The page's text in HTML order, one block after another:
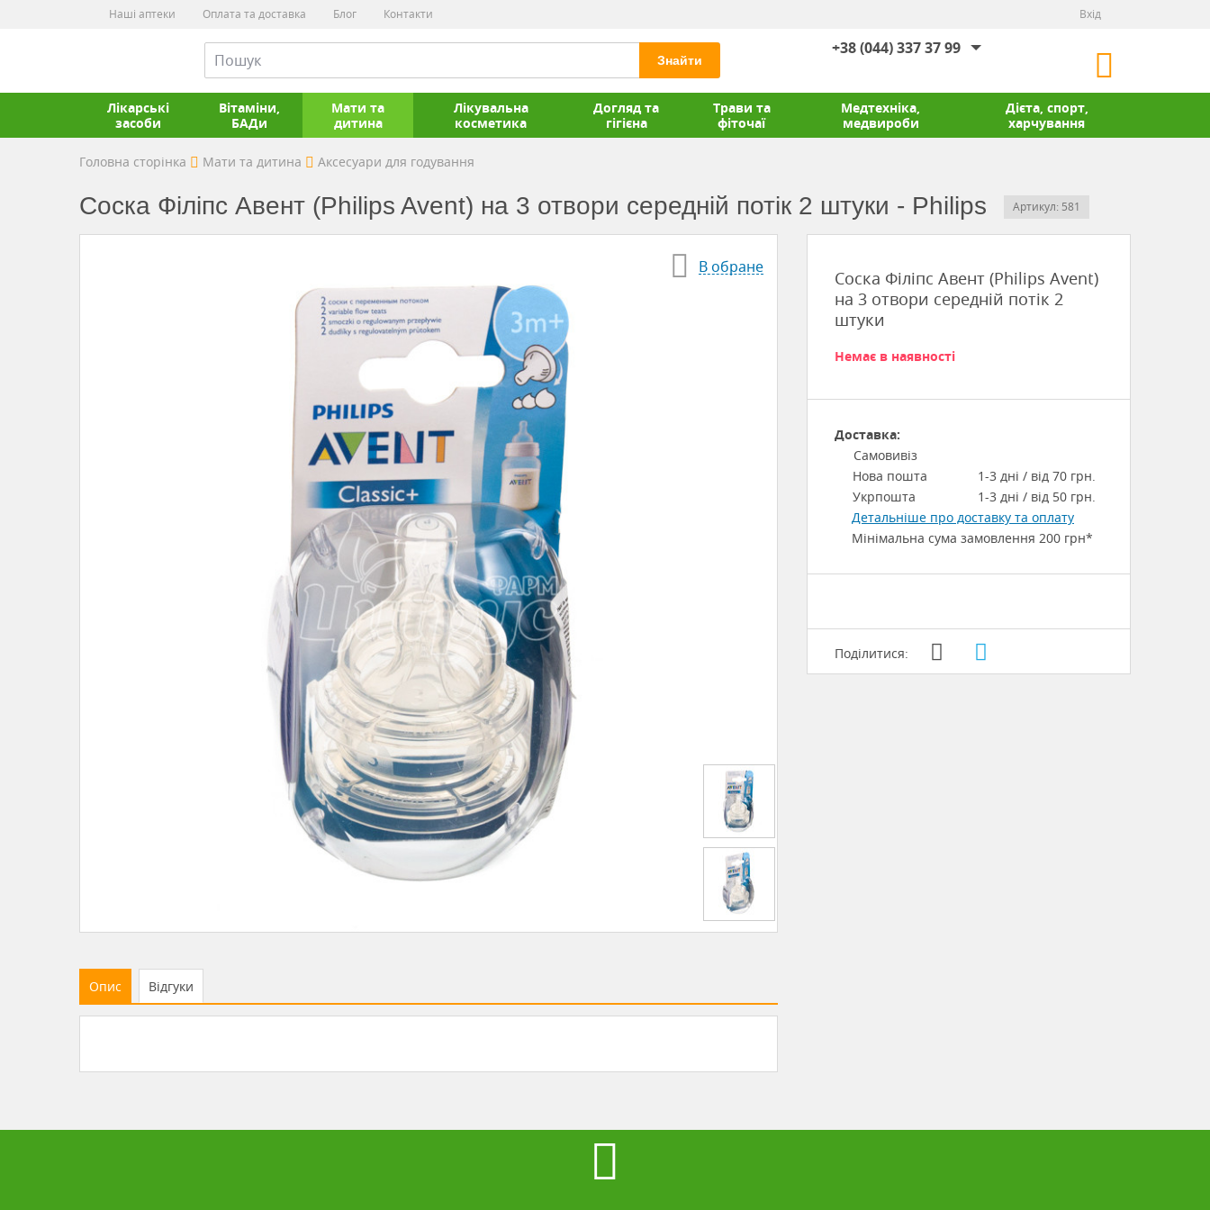
Вхід
Наші аптеки Оплата та доставка Блог Контакти
+38 (044) 337 37 99
Знайти
Лікарські
засоби
Вітаміни,
БАДи
Мати та
дитина
Лікувальна
косметика
Догляд та
гігієна
Трави та
фіточаї
Медтехніка,
медвироби
Дієта, спорт,
харчування
Головна сторінка Мати та дитина Аксесуари для годування
Соска Філіпс Авент (Philips Avent) на 3 отвори середній потік 2 штуки - Philips Артикул: 581
В обране
Соска Філіпс Авент (Philips Avent)
на 3 отвори середній потік 2
штуки
Немає в наявності
Доставка:
Самовивіз
Нова пошта
1-3 дні / від 70 грн.
Укрпошта
1-3 дні / від 50 грн.
Детальніше про доставку та оплату
Мінімальна сума замовлення 200 грн*
Поділитися:
Опис Відгуки